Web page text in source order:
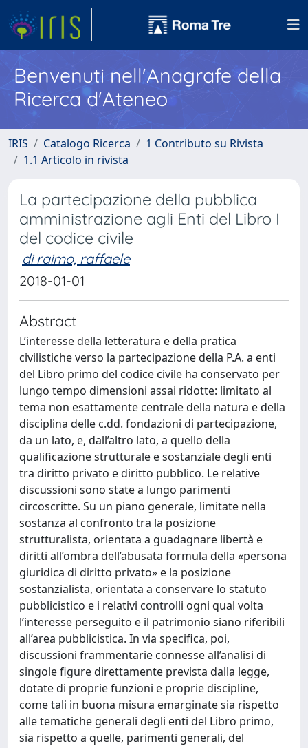
Benvenuti nell'Anagrafe della
Ricerca d'Ateneo
IRIS Catalogo Ricerca
1 Contributo su Rivista
1.1 Articolo in rivista
La partecipazione della pubblica
amministrazione agli Enti del Libro I
del codice civile
di raimo, raffaele
2018-01-01
Abstract
L’interesse della letteratura e della pratica
civilistiche verso la partecipazione della P.A. a enti
del Libro primo del codice civile ha conservato per
lungo tempo dimensioni assai ridotte: limitato al
tema non esattamente centrale della natura e della
disciplina delle c.dd. fondazioni di partecipazione,
da un lato, e, dall’altro lato, a quello della
qualificazione strutturale e sostanziale degli enti
tra diritto privato e diritto pubblico. Le relative
discussioni sono state a lungo parimenti
circoscritte. Su un piano generale, limitate nella
sostanza al confronto tra la posizione
strutturalista, orientata a guadagnare libertà e
diritti all’ombra dell’abusata formula della «persona
giuridica di diritto privato» e la posizione
sostanzialista, orientata a conservare lo statuto
pubblicistico e i relativi controlli ogni qual volta
l’interesse perseguito e il patrimonio siano riferibili
all’area pubblicistica. In via specifica, poi,
discussioni frammentarie connesse all’analisi di
singole figure direttamente prevista dalla legge,
dotate di proprie funzioni e proprie discipline,
come tali in buona misura emarginate sia rispetto
alle tematiche generali degli enti del Libro primo,
sia rispetto a quelle, parimenti generali, del